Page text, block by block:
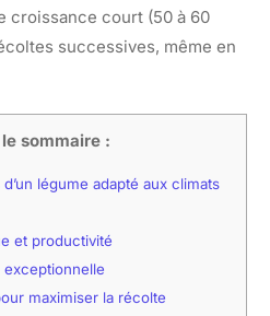
croissance court (50 à 60
successives, même en
sommaire :
légume adapté aux climats
et productivité
exceptionnelle
maximiser la récolte